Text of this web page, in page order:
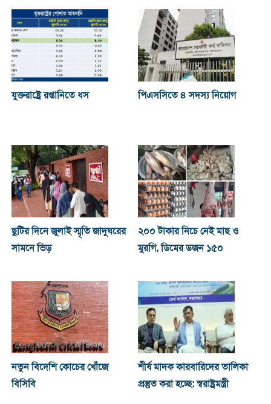
যুক্তরাষ্ট্রে রপ্তানিতে ধস পিএসসিতে ৪ সদস্য নিয়োগ
ছুটির দিনে জুলাই স্মৃতি জাদুঘরের
সামনে ভিড়
২০০ টাকার নিচে নেই মাছ ও
মুরগি, ডিমের ডজন ১৫০
নতুন বিদেশি কোচের খোঁজে
বিসিবি
শীর্ষ মাদক কারবারিদের তালিকা
প্রস্তুত করা হচ্ছে: স্বরাষ্ট্রমন্ত্রী